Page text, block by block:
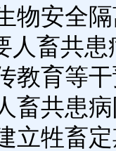
物安全
人畜共患
教育等
畜共患
立牲畜